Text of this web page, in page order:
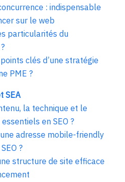
: indispensable
sur le web
particularités du
clés d’une stratégie
PME ?
SEA
la technique et le
en SEO ?
adresse mobile-friendly
?
structure de site efficace